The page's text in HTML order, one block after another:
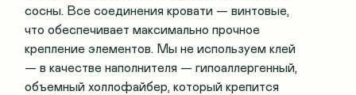
сосны. Все соединения кровати — винтовые,
что обеспечивает максимально прочное
крепление элементов. Мы не используем клей
— в качестве наполнителя — гипоаллергенный,
объемный холлофайбер, который крепится